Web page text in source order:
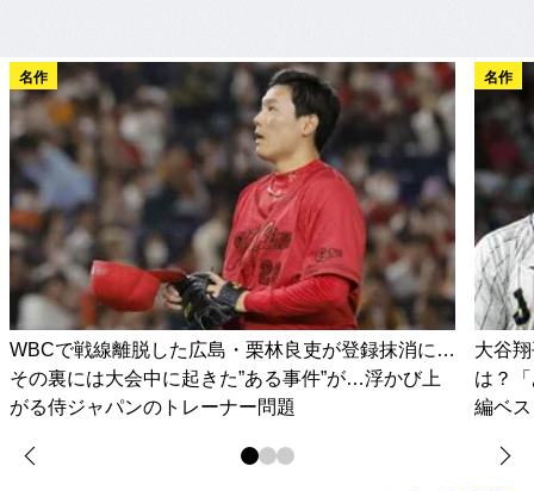
名作
WBCで戦線離脱した広島・栗林良吏が登録抹消に…
その裏には大会中に起きた”ある事件”が…浮かび上
がる侍ジャパンのトレーナー問題
名作
大谷
は？
編ベ